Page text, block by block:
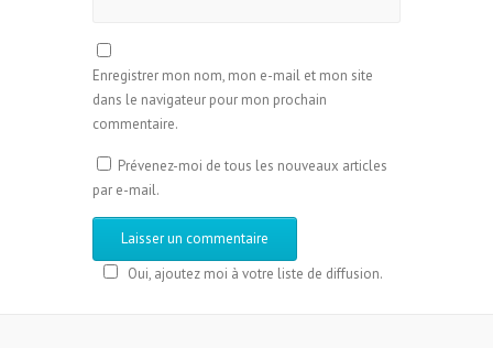
Enregistrer mon nom, mon e-mail et mon site
dans le navigateur pour mon prochain
commentaire.
Prévenez-moi de tous les nouveaux articles
par e-mail.
Oui, ajoutez moi à votre liste de diffusion.